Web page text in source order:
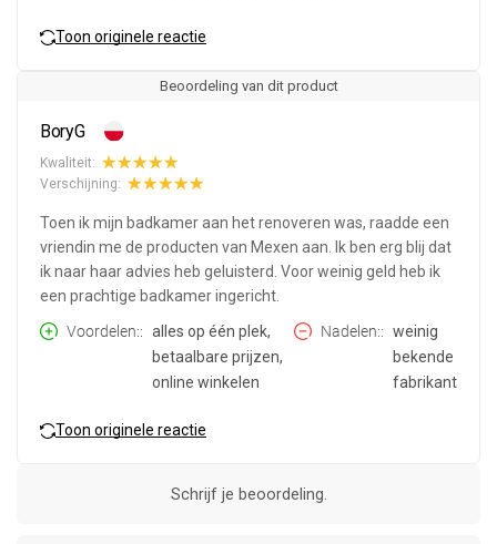
Toon originele reactie
Beoordeling van dit product
BoryG
Kwaliteit:
Verschijning:
Toen ik mijn badkamer aan het renoveren was, raadde een
vriendin me de producten van Mexen aan. Ik ben erg blij dat
ik naar haar advies heb geluisterd. Voor weinig geld heb ik
een prachtige badkamer ingericht.
Voordelen:
alles op één plek,
betaalbare prijzen,
online winkelen
Nadelen:
weinig
bekende
fabrikant
Toon originele reactie
Schrijf je beoordeling.